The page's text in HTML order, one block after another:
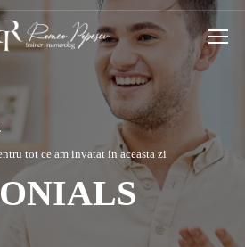
tot ce am invatat in aceasta zi